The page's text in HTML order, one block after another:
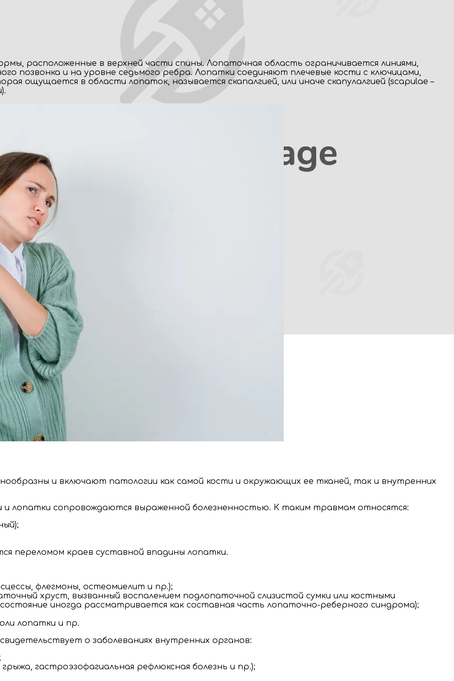
расположенные в верхней части спины. Лопаточная область ограничивается линиями,
позвонка и на уровне седьмого ребра. Лопатки соединяют плечевые кости с ключицами,
ощущается в области лопаток, называется скапалгией, или иначе скапулалгией (scapulae –
и включают патологии как самой кости и окружающих ее тканей, так и внутренних
и лопатки сопровождаются выраженной болезненностью. К таким травмам относятся:
переломом краев суставной впадины лопатки.
флегмоны, остеомиелит и пр.);
хруст, вызванный воспалением подлопаточной слизистой сумки или костными
иногда рассматривается как составная часть лопаточно-реберного синдрома);
лопатки и пр.
о заболеваниях внутренних органов:
гастроэзофагиальная рефлюксная болезнь и пр.);